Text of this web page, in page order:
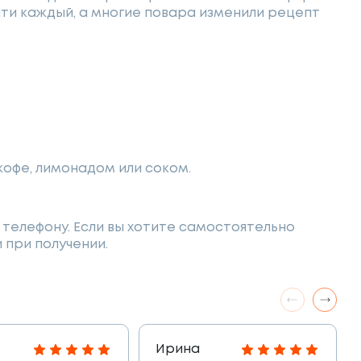
каждый, а многие повара изменили рецепт
лимонадом или соком.
Если вы хотите самостоятельно
получении.
Ирина